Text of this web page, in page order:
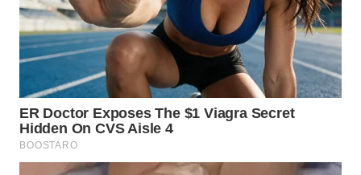
MALUT
WN
WN
DANAU
TOBA